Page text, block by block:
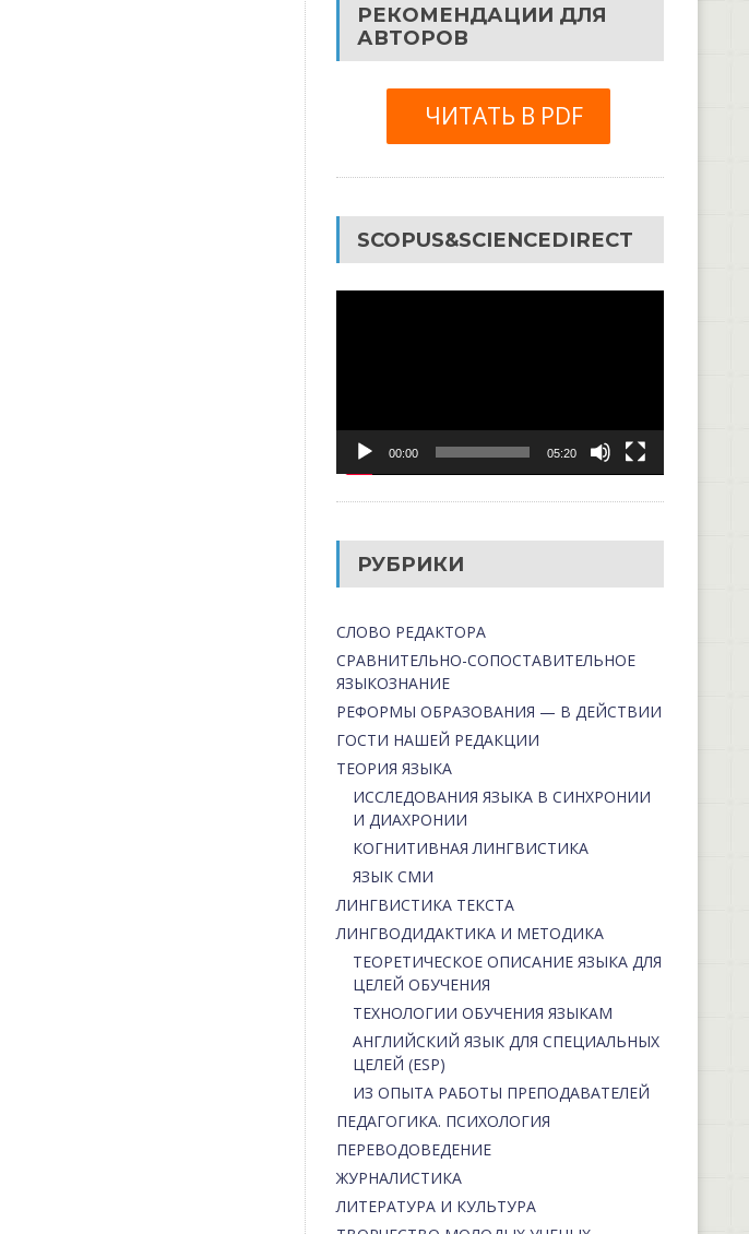
РЕКОМЕНДАЦИИ ДЛЯ
АВТОРОВ
ЧИТАТЬ В PDF
SCOPUS&SCIENCEDIRECT
00:00 05:20
РУБРИКИ
СЛОВО РЕДАКТОРА
СРАВНИТЕЛЬНО-СОПОСТАВИТЕЛЬНОЕ
ЯЗЫКОЗНАНИЕ
РЕФОРМЫ ОБРАЗОВАНИЯ — В ДЕЙСТВИИ
ГОСТИ НАШЕЙ РЕДАКЦИИ
ТЕОРИЯ ЯЗЫКА
ИССЛЕДОВАНИЯ ЯЗЫКА В СИНХРОНИИ
И ДИАХРОНИИ
КОГНИТИВНАЯ ЛИНГВИСТИКА
ЯЗЫК СМИ
ЛИНГВИСТИКА ТЕКСТА
ЛИНГВОДИДАКТИКА И МЕТОДИКА
ТЕОРЕТИЧЕСКОЕ ОПИСАНИЕ ЯЗЫКА ДЛЯ
ЦЕЛЕЙ ОБУЧЕНИЯ
ТЕХНОЛОГИИ ОБУЧЕНИЯ ЯЗЫКАМ
АНГЛИЙСКИЙ ЯЗЫК ДЛЯ СПЕЦИАЛЬНЫХ
ЦЕЛЕЙ (ESP)
ИЗ ОПЫТА РАБОТЫ ПРЕПОДАВАТЕЛЕЙ
ПЕДАГОГИКА. ПСИХОЛОГИЯ
ПЕРЕВОДОВЕДЕНИЕ
ЖУРНАЛИСТИКА
ЛИТЕРАТУРА И КУЛЬТУРА